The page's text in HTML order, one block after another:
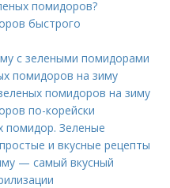
помидоров?
быстрого
с зелеными помидорами
помидоров на зиму
помидоров на зиму
по-корейски
помидор. Зеленые
и вкусные рецепты
— самый вкусный